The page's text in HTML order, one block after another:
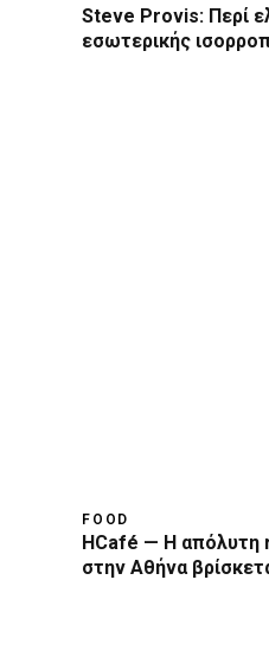
Steve Provis: Περί
εσωτερικής
FOOD
HCafé — Η απόλυτη
στην Αθήνα